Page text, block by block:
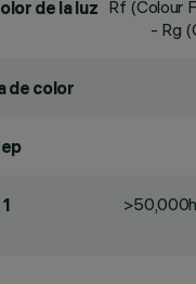
de la luz Rf (Colour
- Rg
de color